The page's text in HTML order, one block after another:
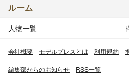
ルーム
人物一覧
会社概要 モデルプレスとは 利用規約
編集部からのお知らせ RSS一覧